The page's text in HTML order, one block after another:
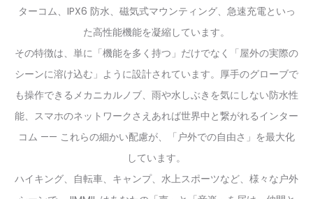
ターコム、IPX6 防水、磁気式マウンティング、急速充電といっ
た高性能機能を凝縮しています。
その特徴は、単に「機能を多く持つ」だけでなく「屋外の実際の
シーンに溶け込む」ように設計されています。厚手のグローブで
も操作できるメカニカルノブ、雨や水しぶきを気にしない防水性
能、スマホのネットワークさえあれば世界中と繋がれるインター
コム —— これらの細かい配慮が、「户外での自由さ」を最大化
しています。
ハイキング、自転車、キャンプ、水上スポーツなど、様々な户外